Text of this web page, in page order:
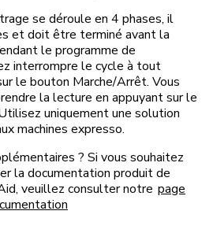
se déroule en 4 phases, il
et doit être terminé avant la
le programme de
interrompre le cycle à tout
le bouton Marche/Arrêt. Vous
la lecture en appuyant sur le
uniquement une solution
machines expresso.
? Si vous souhaitez
la documentation produit de
veuillez consulter notre page